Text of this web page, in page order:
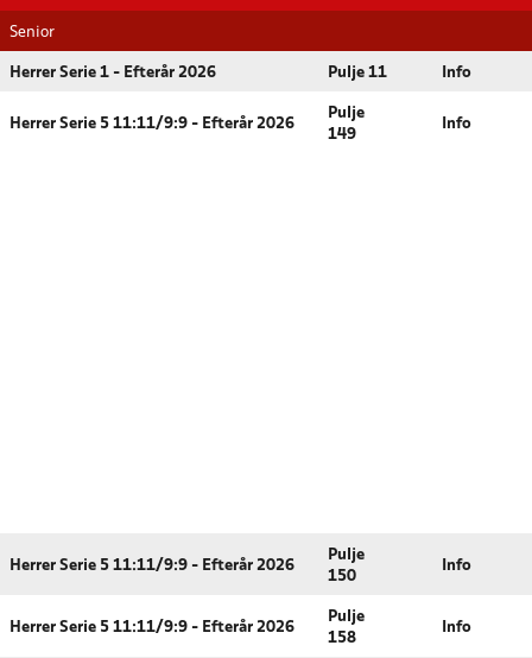
Senior
Herrer Serie 1 - Efterår 2026 Pulje 11 Info
Herrer Serie 5 11:11/9:9 - Efterår 2026
Pulje
149
Info
Herrer Serie 5 11:11/9:9 - Efterår 2026
Pulje
150
Info
Herrer Serie 5 11:11/9:9 - Efterår 2026
Pulje
158
Info